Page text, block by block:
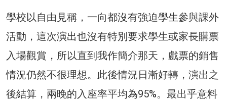
學校以自由見稱，一向都沒有強迫學生參與課外
活動，這次演出也沒有特別要求學生或家長購票
入場觀賞，所以直到我作簡介那天，戲票的銷售
情況仍然不很理想。此後情況日漸好轉，演出之
後結算，兩晚的入座率平均為95%。最出乎意料